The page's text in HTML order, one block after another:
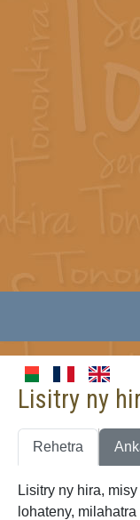
Lisitry ny
Rehetra
Lisitry ny hira,
lohateny,